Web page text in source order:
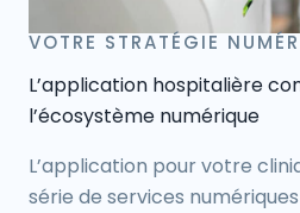
VOTRE STRATÉGIE
L’application hospitalière
l’écosystème numérique
L’application pour votre
série de services